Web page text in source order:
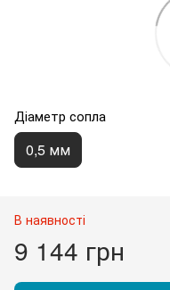
Діаметр сопла
0,5 мм
В наявності
9 144 грн